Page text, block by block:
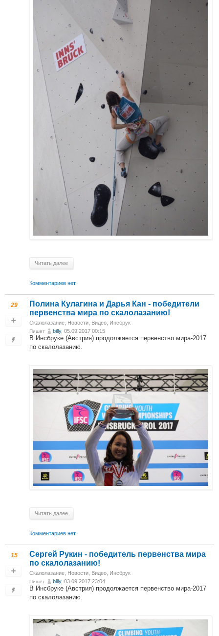
Читать далее
Комментариев нет
29
Полина Кулагина и Дарья Кан - победители
первенства мира по скалолазанию!
Скалолазание Новости Видео Инсбрук
Пишет billy, 05.09.2017 00:15
В Инсбруке (Австрия) продолжается первенство мира-2017
по скалолазанию.
Читать далее
Комментариев нет
15
Сергей Рукин - победитель первенства мира
по скалолазанию!
Скалолазание Новости Видео Инсбрук
Пишет billy, 03.09.2017 23:04
В Инсбруке (Австрия) продолжается первенство мира-2017
по скалолазанию.